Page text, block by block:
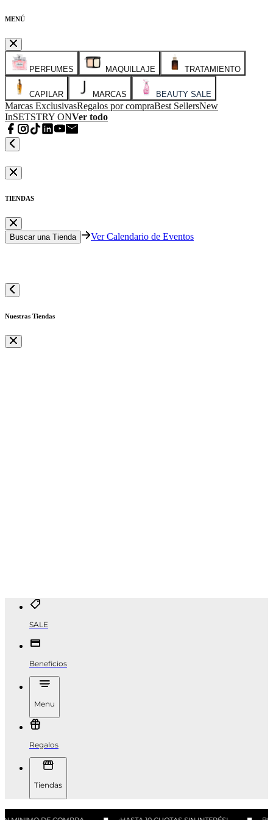
MENÚ
PERFUMES MAQUILLAJE TRATAMIENTO
CAPILAR MARCAS BEAUTY SALE
Marcas ExclusivasRegalos por compraBest SellersNew
InSETSTRY ONVer todo
TIENDAS
Buscar una Tienda Ver Calendario de Eventos
Nuestras Tiendas
SALE
Beneficios
Menu
Regalos
Tiendas